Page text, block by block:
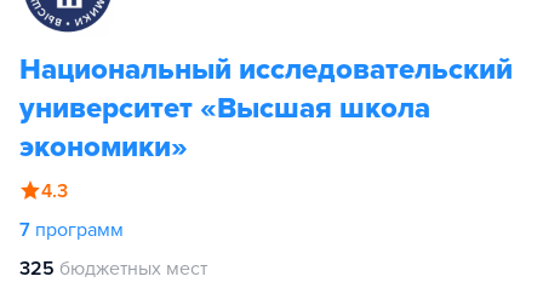
Национальный исследовательский
университет «Высшая школа
экономики»
4.3
7 программ
325 бюджетных мест